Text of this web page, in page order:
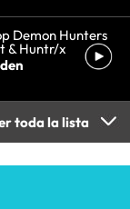
Demon Hunters
& Huntr/x
toda la lista